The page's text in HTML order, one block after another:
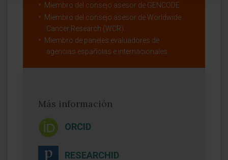
Miembro del consejo asesor de GENCODE.
Miembro del consejo asesor de Worldwide
Cancer Research (WCR).
Miembro de paneles evaluadores de
agencias españolas e internacionales.
Más información
ORCID
RESEARCHID